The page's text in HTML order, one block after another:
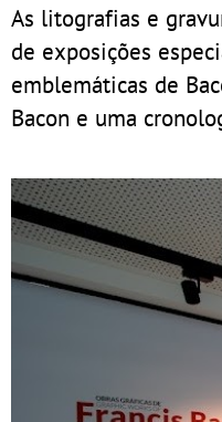
As litografias e
de exposições
emblemáticas de
Bacon e uma